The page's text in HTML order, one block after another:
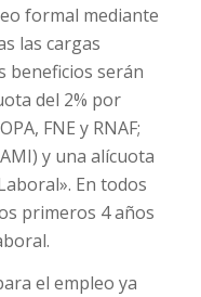
formal mediante
las cargas
beneficios serán
del 2% por
FNE y RNAF;
y una alícuota
En todos
primeros 4 años
el empleo ya